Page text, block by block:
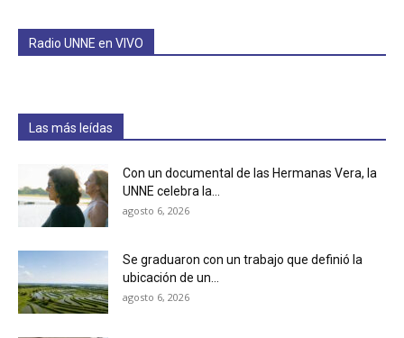
Radio UNNE en VIVO
Las más leídas
Con un documental de las Hermanas Vera, la
UNNE celebra la...
agosto 6, 2026
Se graduaron con un trabajo que definió la
ubicación de un...
agosto 6, 2026